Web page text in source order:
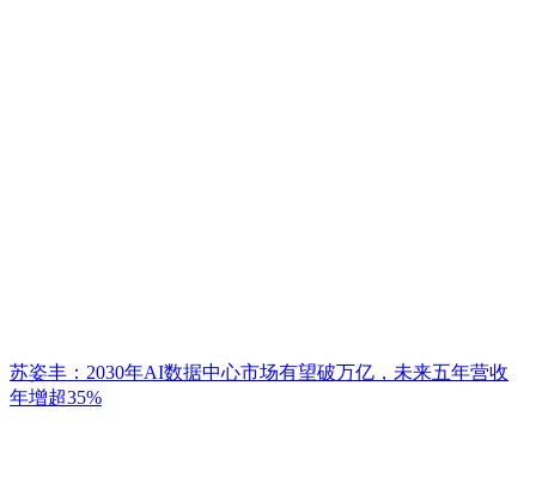
苏姿丰：2030年AI数据中心市场有望破万亿，未来五年营收
年增超35%